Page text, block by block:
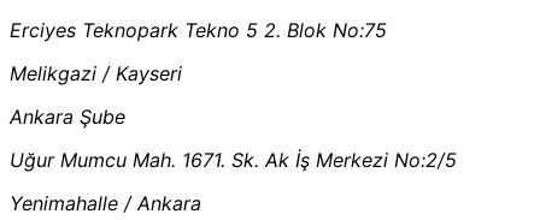
Erciyes Teknopark Tekno 5 2. Blok No:75
Melikgazi / Kayseri
Ankara Şube
Uğur Mumcu Mah. 1671. Sk. Ak İş Merkezi No:2/5
Yenimahalle / Ankara